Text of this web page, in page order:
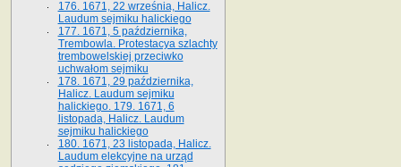
176. 1671, 22 września, Halicz.
Laudum sejmiku halickiego
177. 1671, 5 października,
Trembowla. Protestacya szlachty
trembowelskiej przeciwko
uchwałom sejmiku
178. 1671, 29 października,
Halicz. Laudum sejmiku
halickiego. 179. 1671, 6
listopada, Halicz. Laudum
sejmiku halickiego
180. 1671, 23 listopada, Halicz.
Laudum elekcyjne na urząd